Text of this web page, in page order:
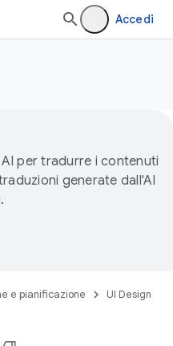
Accedi
per tradurre i contenuti
generate dall'AI
e pianificazione
UI Design